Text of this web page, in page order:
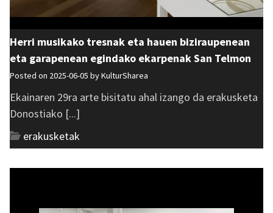
Herri musikako tresnak eta hauen biziraupenean
eta garapenean egindako ekarpenak San Telmon
Posted on 2025-06-05 byKulturSharea
Ekainaren 29ra arte bisitatu ahal izango da erakusketa
Donostiako [...]
erakusketak